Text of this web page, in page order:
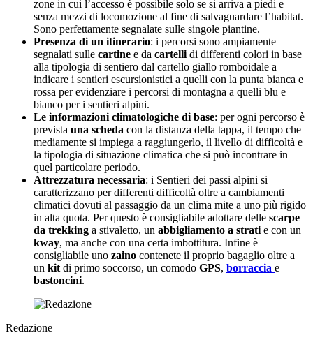
zone in cui l’accesso è possibile solo se si arriva a piedi e
senza mezzi di locomozione al fine di salvaguardare l’habitat.
Sono perfettamente segnalate sulle singole piantine.
Presenza di un itinerario: i percorsi sono ampiamente
segnalati sulle cartine e da cartelli di differenti colori in base
alla tipologia di sentiero dal cartello giallo romboidale a
indicare i sentieri escursionistici a quelli con la punta bianca e
rossa per evidenziare i percorsi di montagna a quelli blu e
bianco per i sentieri alpini.
Le informazioni climatologiche di base: per ogni percorso è
prevista una scheda con la distanza della tappa, il tempo che
mediamente si impiega a raggiungerlo, il livello di difficoltà e
la tipologia di situazione climatica che si può incontrare in
quel particolare periodo.
Attrezzatura necessaria: i Sentieri dei passi alpini si
caratterizzano per differenti difficoltà oltre a cambiamenti
climatici dovuti al passaggio da un clima mite a uno più rigido
in alta quota. Per questo è consigliabile adottare delle scarpe
da trekking a stivaletto, un abbigliamento a strati e con un
kway, ma anche con una certa imbottitura. Infine è
consigliabile uno zaino contenete il proprio bagaglio oltre a
un kit di primo soccorso, un comodo GPS, borraccia e
bastoncini.
Redazione